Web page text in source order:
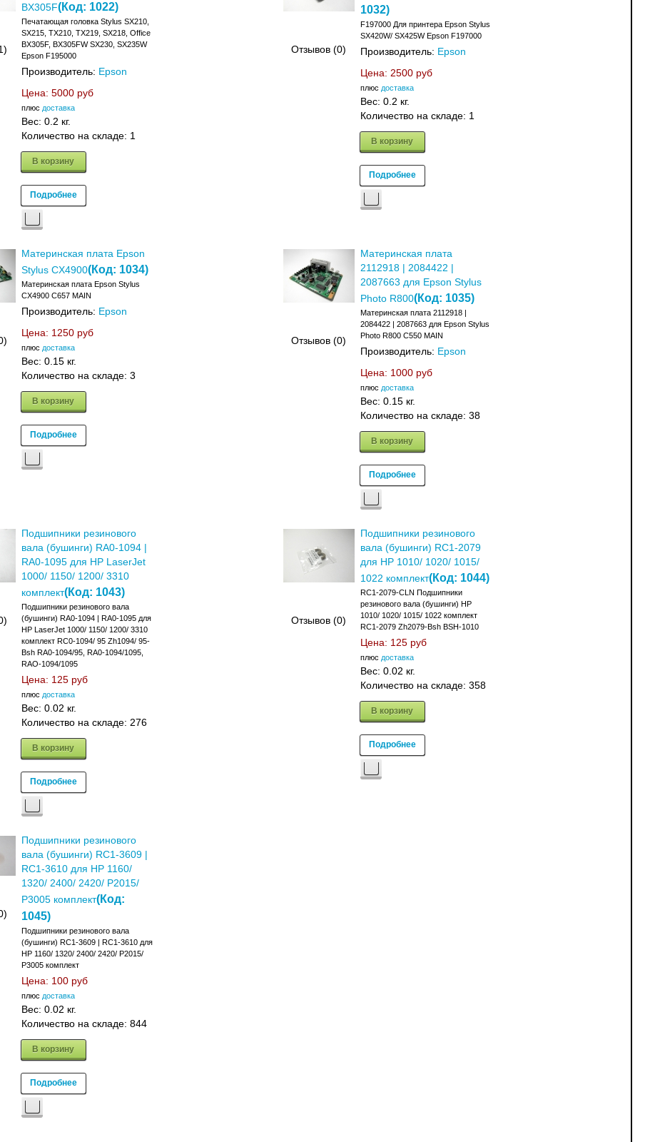
BX305F(Код: 1022)
Печатающая головка Stylus SX210,
SX215, TX210, TX219, SX218, Office
BX305F, BX305FW SX230, SX235W
Epson F195000
Производитель: Epson
Цена: 5000 руб
плюс доставка
Вес: 0.2 кг.
Количество на складе: 1
В корзину
Подробнее
Отзывов (0)
1032)
F197000 Для принтера Epson Stylus
SX420W/ SX425W Epson F197000
Производитель: Epson
Цена: 2500 руб
плюс доставка
Вес: 0.2 кг.
Количество на складе: 1
В корзину
Подробнее
Материнская плата Epson
Stylus CX4900(Код: 1034)
Материнская плата Epson Stylus
CX4900 C657 MAIN
Производитель: Epson
Цена: 1250 руб
плюс доставка
Вес: 0.15 кг.
Количество на складе: 3
В корзину
Подробнее
Отзывов (0)
Материнская плата
2112918 | 2084422 |
2087663 для Epson Stylus
Photo R800(Код: 1035)
Материнская плата 2112918 |
2084422 | 2087663 для Epson Stylus
Photo R800 C550 MAIN
Производитель: Epson
Цена: 1000 руб
плюс доставка
Вес: 0.15 кг.
Количество на складе: 38
В корзину
Подробнее
Подшипники резинового
вала (бушинги) RA0-1094 |
RA0-1095 для HP LaserJet
1000/ 1150/ 1200/ 3310
комплект(Код: 1043)
Подшипники резинового вала
(бушинги) RA0-1094 | RA0-1095 для
HP LaserJet 1000/ 1150/ 1200/ 3310
комплект RC0-1094/ 95 Zh1094/ 95-
Bsh RA0-1094/95, RA0-1094/1095,
RAO-1094/1095
Цена: 125 руб
плюс доставка
Вес: 0.02 кг.
Количество на складе: 276
В корзину
Подробнее
Отзывов (0)
Подшипники резинового
вала (бушинги) RC1-2079
для HP 1010/ 1020/ 1015/
1022 комплект(Код: 1044)
RC1-2079-CLN Подшипники
резинового вала (бушинги) HP
1010/ 1020/ 1015/ 1022 комплект
RC1-2079 Zh2079-Bsh BSH-1010
Цена: 125 руб
плюс доставка
Вес: 0.02 кг.
Количество на складе: 358
В корзину
Подробнее
Подшипники резинового
вала (бушинги) RC1-3609 |
RC1-3610 для HP 1160/
1320/ 2400/ 2420/ P2015/
P3005 комплект(Код:
1045)
Подшипники резинового вала
(бушинги) RC1-3609 | RC1-3610 для
HP 1160/ 1320/ 2400/ 2420/ P2015/
P3005 комплект
Цена: 100 руб
плюс доставка
Вес: 0.02 кг.
Количество на складе: 844
В корзину
Подробнее